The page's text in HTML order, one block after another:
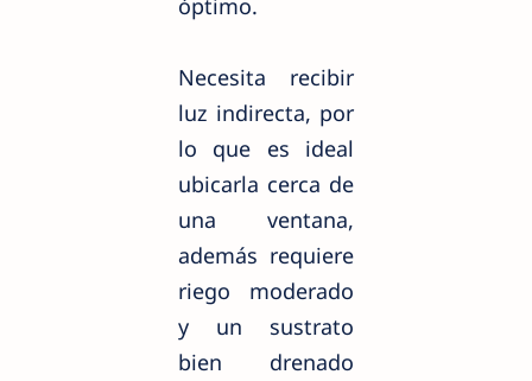
Necesita recibir
luz indirecta, por
lo que es ideal
ubicarla cerca de
una ventana,
además requiere
riego moderado
y un sustrato
bien drenado